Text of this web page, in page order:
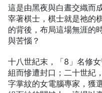
這是由黑夜與白晝交織而
宰著棋士，棋士就是祂的
的背後，布局這場無涯的
與苦惱？
十八世紀末，「8」名修
組而慘遭封口；二十世紀
字掌紋的女電腦專家，獲